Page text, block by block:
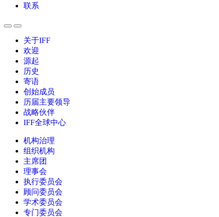
联系
关于IFF
欢迎
源起
历史
寄语
创始成员
历届主要领导
战略伙伴
IFF全球中心
机构治理
组织机构
主席团
理事会
执行委员会
顾问委员会
学术委员会
专门委员会